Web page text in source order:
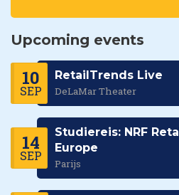
Upcoming events
10
SEP
RetailTrends Live
DeLaMar Theater
14
SEP
Studiereis: NRF
Europe
Parijs